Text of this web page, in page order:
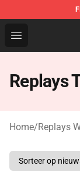
Open menu
Replays
Replays
Home/Replays